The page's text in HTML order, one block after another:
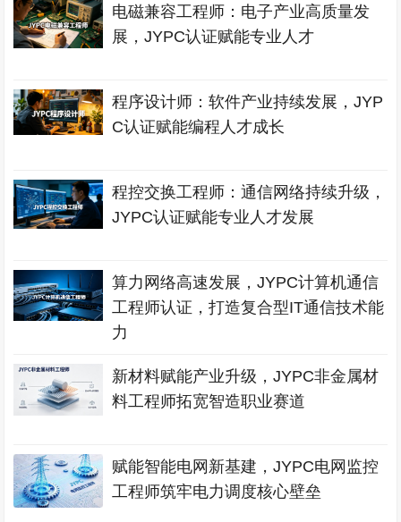
电磁兼容工程师：电子产业高质量发
展，JYPC认证赋能专业人才
程序设计师：软件产业持续发展，JYP
C认证赋能编程人才成长
程控交换工程师：通信网络持续升级，
JYPC认证赋能专业人才发展
算力网络高速发展，JYPC计算机通信
工程师认证，打造复合型IT通信技术能
力
新材料赋能产业升级，JYPC非金属材
料工程师拓宽智造职业赛道
赋能智能电网新基建，JYPC电网监控
工程师筑牢电力调度核心壁垒